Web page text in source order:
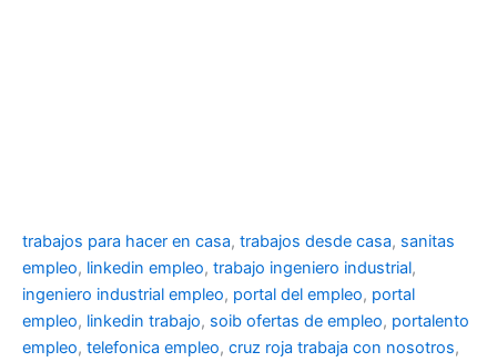
trabajos para hacer en casa, trabajos desde casa, sanitas
empleo, linkedin empleo, trabajo ingeniero industrial,
ingeniero industrial empleo, portal del empleo, portal
empleo, linkedin trabajo, soib ofertas de empleo, portalento
empleo, telefonica empleo, cruz roja trabaja con nosotros,